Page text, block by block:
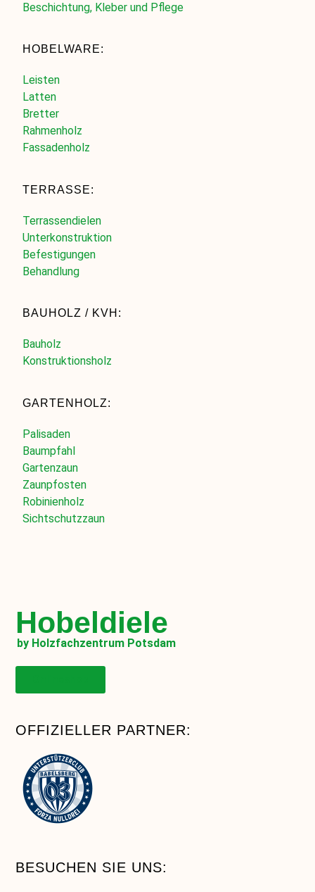
Beschichtung, Kleber und Pflege
HOBELWARE:
Leisten
Latten
Bretter
Rahmenholz
Fassadenholz
TERRASSE:
Terrassendielen
Unterkonstruktion
Befestigungen
Behandlung
BAUHOLZ / KVH:
Bauholz
Konstruktionsholz
GARTENHOLZ:
Palisaden
Baumpfahl
Gartenzaun
Zaunpfosten
Robinienholz
Sichtschutzzaun
Hobeldiele
by Holzfachzentrum Potsdam
OFFIZIELLER PARTNER:
BESUCHEN SIE UNS: